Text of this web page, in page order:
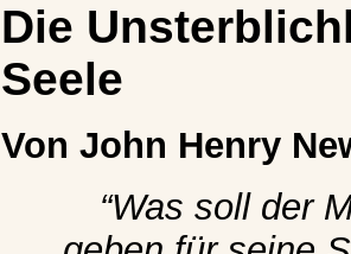
Die
Seele
Von John Henry
“Was soll der